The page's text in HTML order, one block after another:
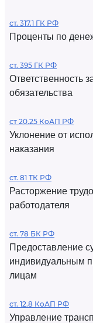
ст. 317.1 ГК РФ
Проценты по
ст. 395 ГК РФ
Ответственность
обязательства
ст 20.25 КоАП РФ
Уклонение от
наказания
ст. 81 ТК РФ
Расторжение
работодателя
ст. 78 БК РФ
Предоставление
индивидуальным
лицам
ст. 12.8 КоАП РФ
Управление